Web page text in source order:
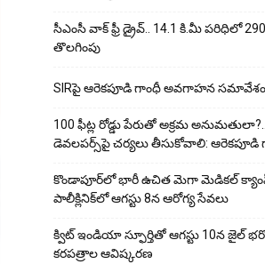
సీఎంసీ వాక్ ఫ్రీ డ్రైవ్.. 14.1 కి.మీ పరిధిలో
తొలగింపు
SIRపై ఆరెకపూడి గాంధీ అవగాహన సమావేశం
100 ఫీట్ల రోడ్డు పేరుతో అక్రమ
డెవలపర్స్‌పై చర్యలు తీసుకోవాలి: ఆరెకపూడి
కొండాపూర్‌లో భారీ ఉచిత మెగా మెడికల్
పాలీక్లినిక్‌లో ఆగస్టు 8న ఆరోగ్య సేవలు
క్విట్ ఇండియా స్ఫూర్తితో ఆగస్టు 10న జైల్
కరపత్రాల ఆవిష్కరణ